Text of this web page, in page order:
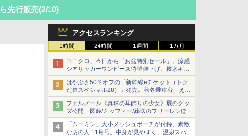
先行販売(2/10)
アクセスランキング
1時間 24時間 1週間 1カ月
ユニクロ、今日から「お盆特別セール」。涼感
シアサッカーワンピース待望値下げ、撥水ギア
ショーツは1990円に
はやぶさ50％オフの「新幹線eチケット（トク
だ値スペシャル28）」発売。秋冬乗車分、えき
ねっと限定
フェルメール《真珠の耳飾りの少女》展のグッ
ズ公開。図録/ミッフィー/葬送のフリーレンほ
か、注目ブランドコラボが実現
「ムーミン」大小メッシュポーチが付録、素敵
なあの人 11月号。中身が見やすく、温泉スパに